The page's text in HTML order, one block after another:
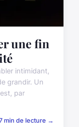
une fin
intimidant,
grandir. Un
par
min de lecture →